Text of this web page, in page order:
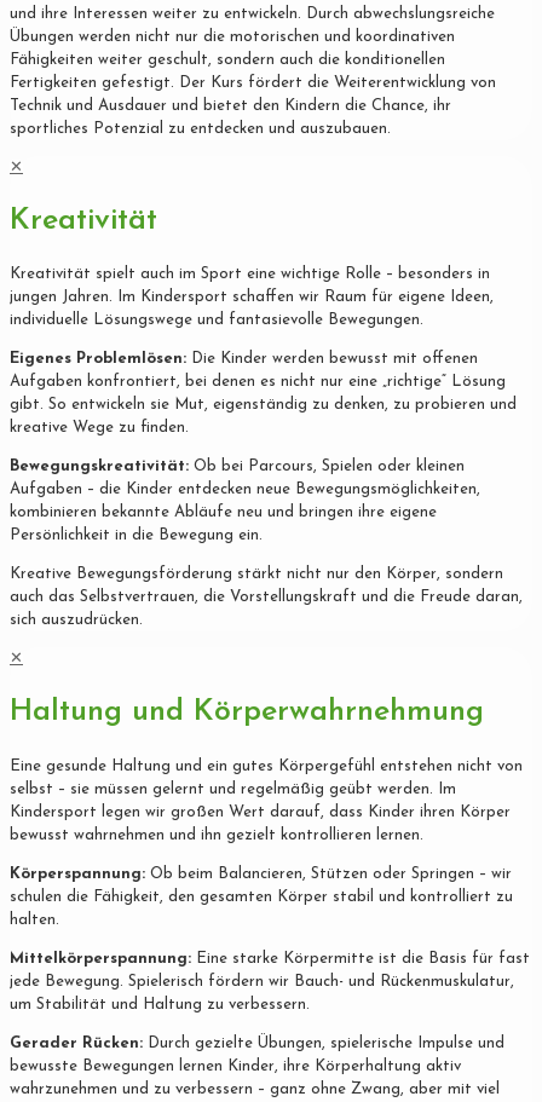
und ihre Interessen weiter zu entwickeln. Durch abwechslungsreiche
Übungen werden nicht nur die motorischen und koordinativen
Fähigkeiten weiter geschult, sondern auch die konditionellen
Fertigkeiten gefestigt. Der Kurs fördert die Weiterentwicklung von
Technik und Ausdauer und bietet den Kindern die Chance, ihr
sportliches Potenzial zu entdecken und auszubauen.
✕
Kreativität
Kreativität spielt auch im Sport eine wichtige Rolle – besonders in
jungen Jahren. Im Kindersport schaffen wir Raum für eigene Ideen,
individuelle Lösungswege und fantasievolle Bewegungen.
Eigenes Problemlösen: Die Kinder werden bewusst mit offenen
Aufgaben konfrontiert, bei denen es nicht nur eine „richtige“ Lösung
gibt. So entwickeln sie Mut, eigenständig zu denken, zu probieren und
kreative Wege zu finden.
Bewegungskreativität: Ob bei Parcours, Spielen oder kleinen
Aufgaben – die Kinder entdecken neue Bewegungsmöglichkeiten,
kombinieren bekannte Abläufe neu und bringen ihre eigene
Persönlichkeit in die Bewegung ein.
Kreative Bewegungsförderung stärkt nicht nur den Körper, sondern
auch das Selbstvertrauen, die Vorstellungskraft und die Freude daran,
sich auszudrücken.
✕
Haltung und Körperwahrnehmung
Eine gesunde Haltung und ein gutes Körpergefühl entstehen nicht von
selbst – sie müssen gelernt und regelmäßig geübt werden. Im
Kindersport legen wir großen Wert darauf, dass Kinder ihren Körper
bewusst wahrnehmen und ihn gezielt kontrollieren lernen.
Körperspannung: Ob beim Balancieren, Stützen oder Springen – wir
schulen die Fähigkeit, den gesamten Körper stabil und kontrolliert zu
halten.
Mittelkörperspannung: Eine starke Körpermitte ist die Basis für fast
jede Bewegung. Spielerisch fördern wir Bauch- und Rückenmuskulatur,
um Stabilität und Haltung zu verbessern.
Gerader Rücken: Durch gezielte Übungen, spielerische Impulse und
bewusste Bewegungen lernen Kinder, ihre Körperhaltung aktiv
wahrzunehmen und zu verbessern – ganz ohne Zwang, aber mit viel